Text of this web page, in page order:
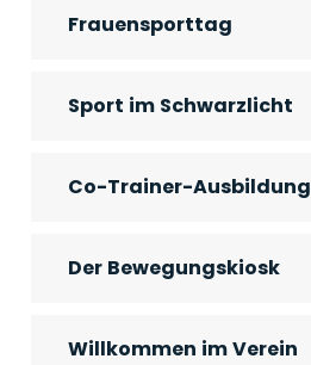
Frauensporttag
Sport im Schwarzlicht
Co-Trainer-Ausbildung
Der Bewegungskiosk
Willkommen im Verein